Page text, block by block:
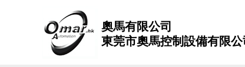
奧馬有限公司
東莞市奧馬控制設備有限公